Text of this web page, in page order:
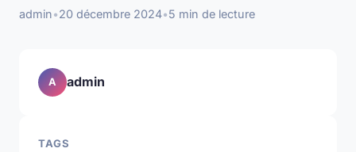
admin•20 décembre 2024•5 min de lecture
A admin
TAGS